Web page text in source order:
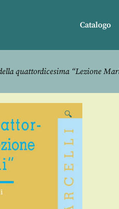
Catalogo
quattordicesima “Lezione
🔍